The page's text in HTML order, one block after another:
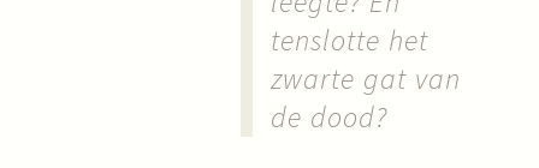
tenslotte het
zwarte gat van
de dood?